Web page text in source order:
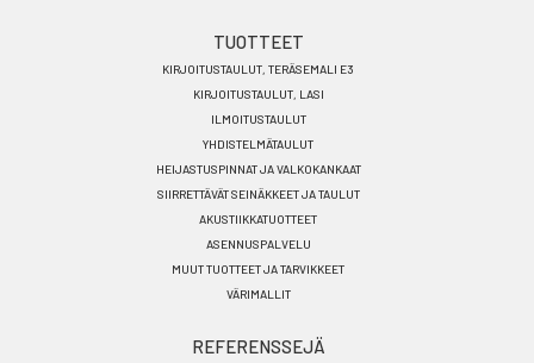
TUOTTEET
KIRJOITUSTAULUT, TERÄSEMALI E3
KIRJOITUSTAULUT, LASI
ILMOITUSTAULUT
YHDISTELMÄTAULUT
HEIJASTUSPINNAT JA VALKOKANKAAT
SIIRRETTÄVÄT SEINÄKKEET JA TAULUT
AKUSTIIKKATUOTTEET
ASENNUSPALVELU
MUUT TUOTTEET JA TARVIKKEET
VÄRIMALLIT
REFERENSSEJÄ